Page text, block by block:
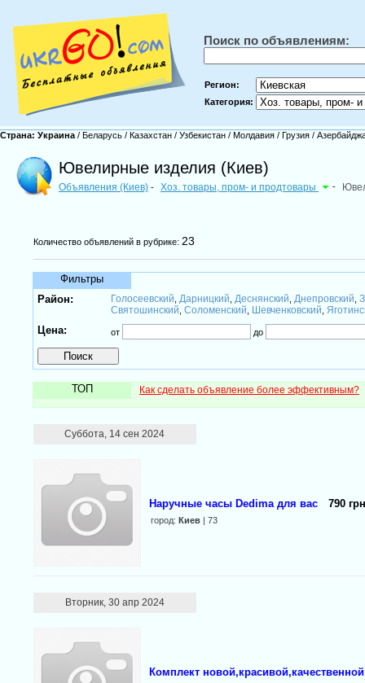
Поиск по объявлениям:
Регион:
Категория:
Страна: Украина / Беларусь / Казахстан / Узбекистан / Молдавия / Грузия /
Ювелирные изделия (Киев)
Объявления (Киев) - Хоз. товары, пром- и продтовары -
Количество объявлений в рубрике: 23
Фильтры
Район:
Голосеевский Дарницкий Деснянский Днепровский
Святошинский Соломенский Шевченковский
Цена: от до
ТОП Как сделать объявление более эффективным?
Суббота, 14 сен 2024
Наручные часы Dedima для вас 790
город: Киев| 73
Вторник, 30 апр 2024
Комплект